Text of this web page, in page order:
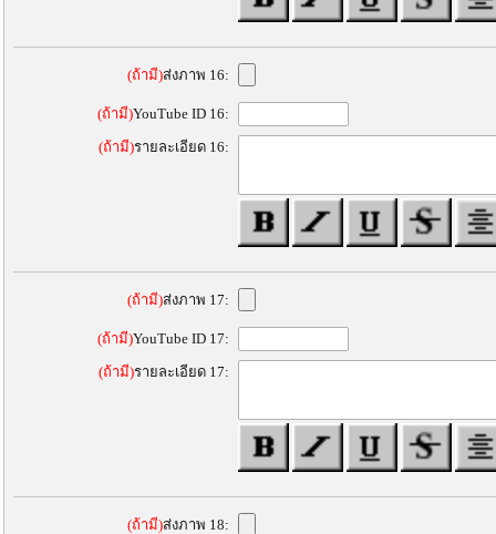
(ถ้ามี)ส่งภาพ 16:
(ถ้ามี)YouTube ID 16:
(ถ้ามี)รายละเอียด 16:
(ถ้ามี)ส่งภาพ 17:
(ถ้ามี)YouTube ID 17:
(ถ้ามี)รายละเอียด 17:
(ถ้ามี)ส่งภาพ 18: